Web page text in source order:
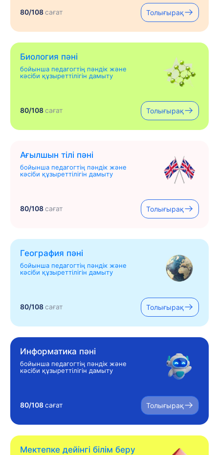
80/108сағат Толығырақ
Биология пәні
бойынша педагогтің пәндік және
кәсіби құзыреттілігін дамыту
80/108сағат Толығырақ
Ағылшын тілі пәні
бойынша педагогтің пәндік және
кәсіби құзыреттілігін дамыту
80/108сағат Толығырақ
География пәні
бойынша педагогтің пәндік және
кәсіби құзыреттілігін дамыту
80/108сағат Толығырақ
Информатика пәні
бойынша педагогтің пәндік және
кәсіби құзыреттілігін дамыту
80/108сағат Толығырақ
Мектепке дейінгі білім беру